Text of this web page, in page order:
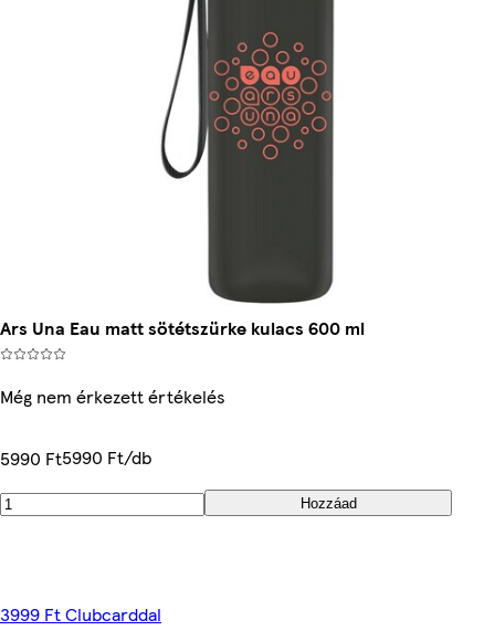
Ars Una Eau matt sötétszürke kulacs 600 ml
Még nem érkezett értékelés
5990 Ft5990 Ft/db
Hozzáad
3999 Ft Clubcarddal